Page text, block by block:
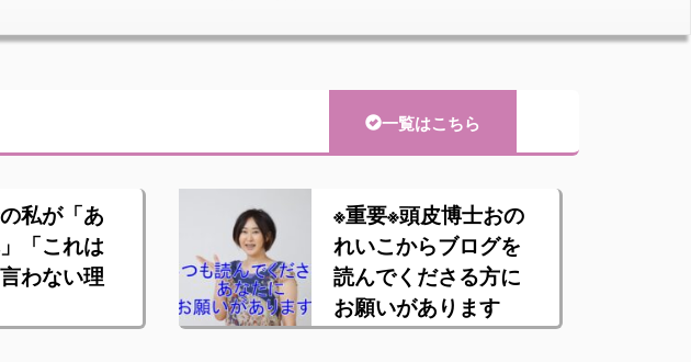
一覧はこちら
私が「あ
「これは
わない理
※重要※頭皮博士おの
れいこからブログを
読んでくださる方に
お願いがあります